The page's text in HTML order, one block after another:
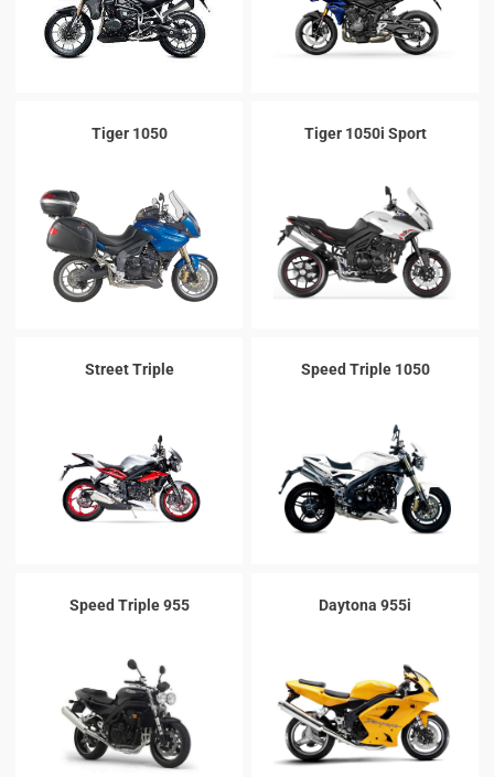
Tiger 1050 Tiger 1050i Sport
Street Triple Speed Triple 1050
Speed Triple 955 Daytona 955i